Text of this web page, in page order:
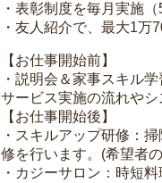
・表彰制度を毎月実施
・友人紹介で、最大1万
【お仕事開始前】
・説明会＆家事スキル学
サービス実施の流れや
【お仕事開始後】
・スキルアップ研修：
修を行います。(希望者
・カジーサロン：時短